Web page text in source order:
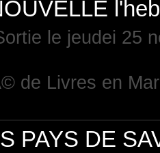
le jeudei 25
de Livres en
PAYS DE